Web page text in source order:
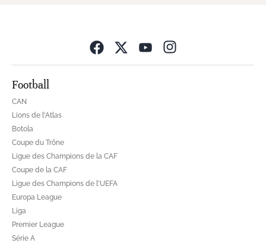
Football
CAN
Lions de l'Atlas
Botola
Coupe du Trône
Ligue des Champions de la CAF
Coupe de la CAF
Ligue des Champions de l'UEFA
Europa League
Liga
Premier League
Série A